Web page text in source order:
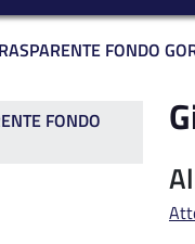
FONDO
trasparente
FONDO